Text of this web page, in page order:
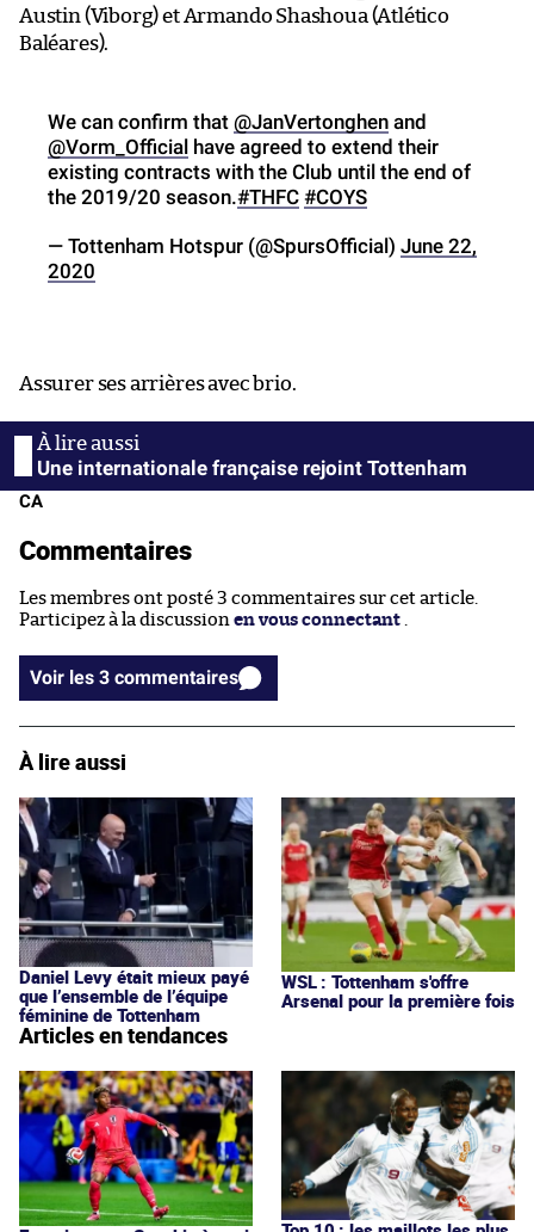
Austin (Viborg) et Armando Shashoua (Atlético
Baléares).
We can confirm that @JanVertonghen and
@Vorm_Official have agreed to extend their
existing contracts with the Club until the end of
the 2019/20 season.#THFC #COYS
— Tottenham Hotspur (@SpursOfficial) June 22,
2020
Assurer ses arrières avec brio.
Une internationale française rejoint Tottenham
CA
Commentaires
Les membres ont posté 3 commentaires sur cet article.
Participez à la discussion en vous connectant
Voir les 3 commentaires
À lire aussi
Daniel Levy était mieux payé
que l’ensemble de l’équipe
féminine de Tottenham
WSL : Tottenham s'offre
Arsenal pour la première fois
Articles en tendances